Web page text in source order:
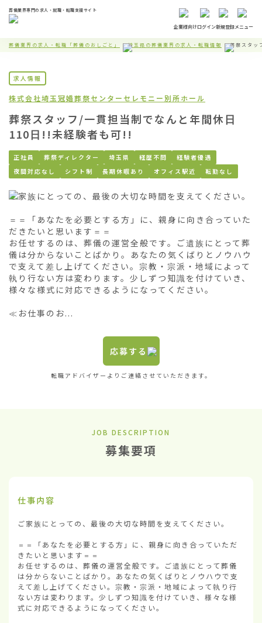
葬儀業界専門の求人・就職・転職支援サイト
企業様向けログイン新規登録メニュー
葬儀業界の求人・転職「葬儀のおしごと」 埼玉県の葬儀業界の求人・転職情報 葬祭スタッ
求人情報
株式会社埼玉冠婚葬祭センターセレモニー別所ホール
葬祭スタッフ/一貫担当制でなんと年間休日
110日!!未経験者も可!!
正社員 葬祭ディレクター 埼玉県 経歴不問
経験者優遇
夜間対応なし
シフト制 長期休暇あり オフィス駅近 転勤なし
ご家族にとっての、最後の大切な時間を支えてください。
＝＝「あなたを必要とする方」に、親身に向き合っていた
だきたいと思います＝＝
お任せするのは、葬儀の運営全般です。ご遺族にとって葬
儀は分からないことばかり。あなたの気くばりとノウハウ
で支えて差し上げてください。宗教・宗派・地域によって
執り行ない方は変わります。少しずつ知識を付けていき、
様々な様式に対応できるようになってください。
≪お仕事のお...
応募する
転職アドバイザーよりご連絡させていただきます。
JOB DESCRIPTION
募集要項
仕事内容
ご家族にとっての、最後の大切な時間を支えてください。
＝＝「あなたを必要とする方」に、親身に向き合っていただ
きたいと思います＝＝
お任せするのは、葬儀の運営全般です。ご遺族にとって葬儀
は分からないことばかり。あなたの気くばりとノウハウで支
えて差し上げてください。宗教・宗派・地域によって執り行
ない方は変わります。少しずつ知識を付けていき、様々な様
式に対応できるようになってください。